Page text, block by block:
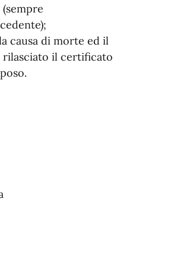
causa di morte ed il
rilasciato il certificato